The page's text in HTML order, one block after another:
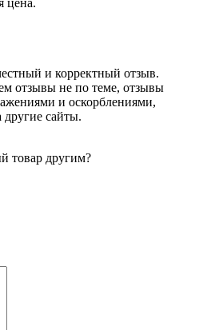
и корректный отзыв.
отзывы не по теме, отзывы
и оскорблениями,
сайты.
товар другим?